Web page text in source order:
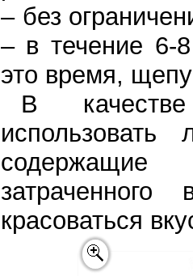
– без
– в течение 6-
это время,
В
содержащие
красоваться